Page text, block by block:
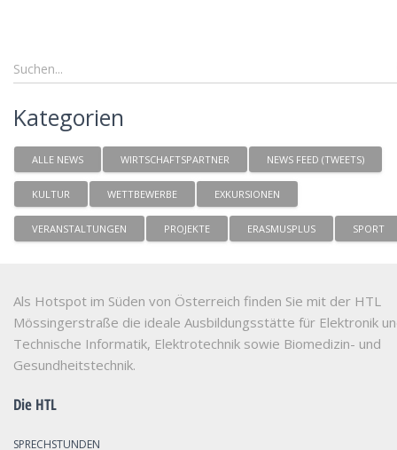
Kategorien
ALLE NEWS WIRTSCHAFTSPARTNER NEWS FEED (TWEETS)
KULTUR WETTBEWERBE EXKURSIONEN
VERANSTALTUNGEN PROJEKTE ERASMUSPLUS SPORT
Als Hotspot im Süden von Österreich finden Sie mit der HTL
Mössingerstraße die ideale Ausbildungsstätte für Elektronik
Technische Informatik, Elektrotechnik sowie Biomedizin- und
Gesundheitstechnik.
Die HTL
SPRECHSTUNDEN